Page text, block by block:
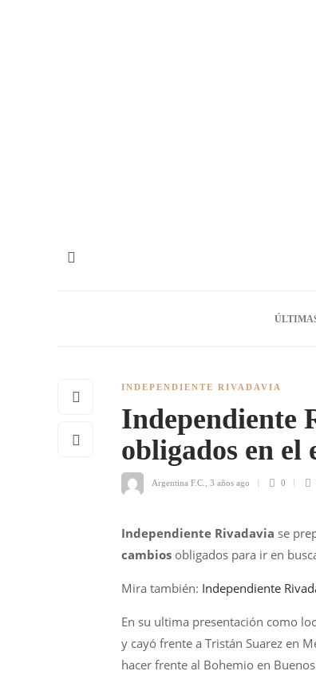
INDEPENDIENTE RIVADAVIA
Independiente
obligados en el
Argentina F.C. 3 años ago 0
Independiente Rivadavia se
cambios obligados para ir en
Mira también: Independiente
En su ultima presentación como
y cayó frente a Tristán Suarez en
hacer frente al Bohemio en